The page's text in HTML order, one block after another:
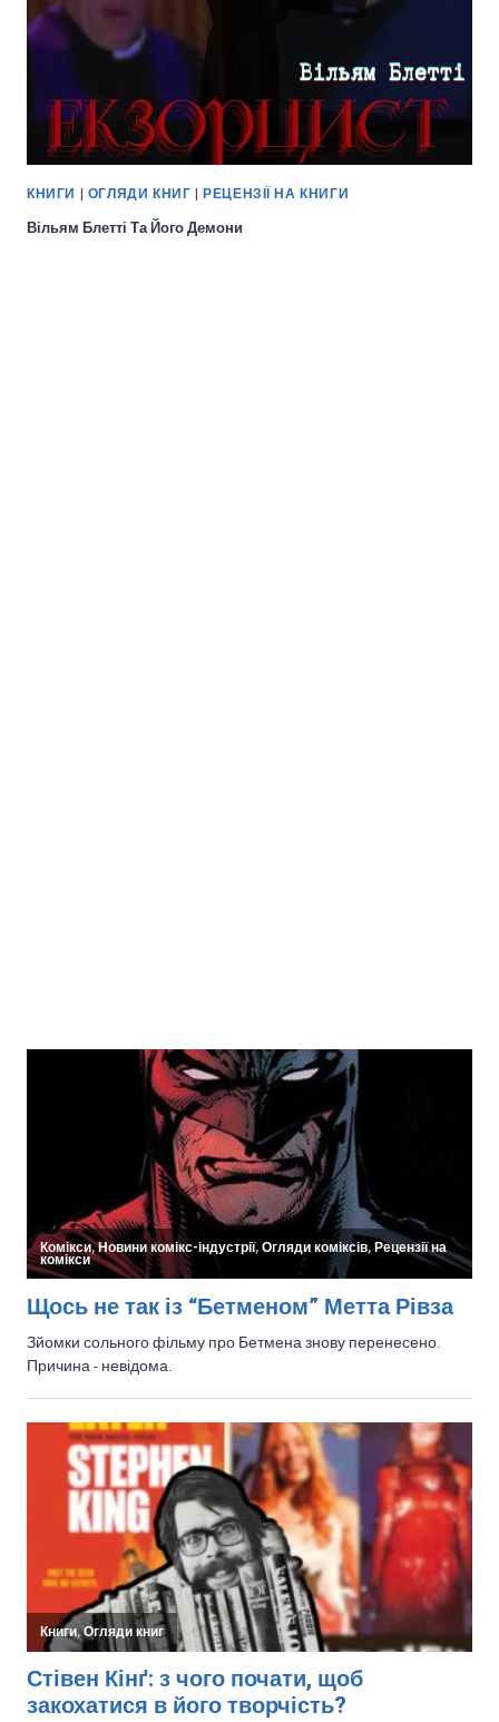
КНИГИ | ОГЛЯДИ КНИГ |РЕЦЕНЗІЇ НА КНИГИ
Вільям Блетті Та Його Демони